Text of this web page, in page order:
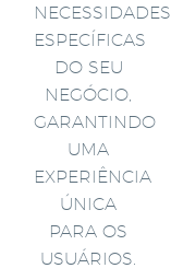
NECESSIDADES
ESPECÍFICAS
DO SEU
NEGÓCIO,
GARANTINDO
UMA
EXPERIÊNCIA
ÚNICA
PARA OS
USUÁRIOS.